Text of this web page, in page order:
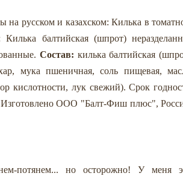
русском и казахском: Килька в
балтийская (шпрот)
Состав: килька балтийская
мука пшеничная, соль пищевая,
кислотности, лук свежий). Срок
Изготовлено ООО "Балт-Фиш плюс",
потянем... но осторожно! У меня